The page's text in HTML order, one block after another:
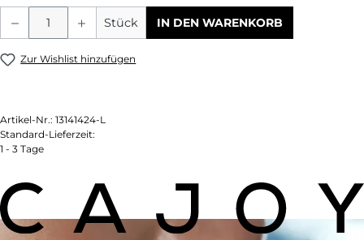
Produkt Anzahl: Gib den gewünschten
Stück IN DEN WARENKORB
Zur Wishlist hinzufügen
Artikel-Nr.: 13141424-L
Standard-Lieferzeit:
1 - 3 Tage